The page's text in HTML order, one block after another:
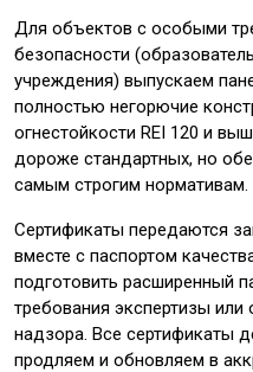
Для объектов с особыми
безопасности
учреждения) выпускаем
полностью негорючие
огнестойкости REI 120 и
дороже стандартных, но
самым строгим нормативам.
Сертификаты передаются
вместе с паспортом
подготовить расширенный
требования экспертизы или
надзора. Все сертификаты
продляем и обновляем в